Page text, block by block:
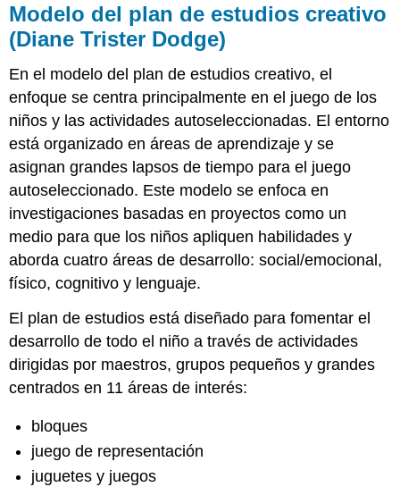
Modelo del plan de estudios creativo
(Diane Trister Dodge)
En el modelo del plan de estudios creativo, el
enfoque se centra principalmente en el juego de los
niños y las actividades autoseleccionadas. El entorno
está organizado en áreas de aprendizaje y se
asignan grandes lapsos de tiempo para el juego
autoseleccionado. Este modelo se enfoca en
investigaciones basadas en proyectos como un
medio para que los niños apliquen habilidades y
aborda cuatro áreas de desarrollo: social/emocional,
físico, cognitivo y lenguaje.
El plan de estudios está diseñado para fomentar el
desarrollo de todo el niño a través de actividades
dirigidas por maestros, grupos pequeños y grandes
centrados en 11 áreas de interés:
bloques
juego de representación
juguetes y juegos